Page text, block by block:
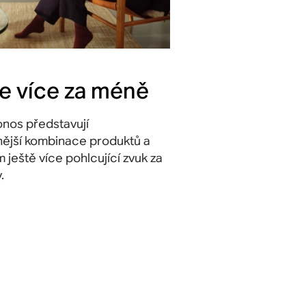
více za méně
představují
kombinace produktů a
ještě více pohlcující zvuk za